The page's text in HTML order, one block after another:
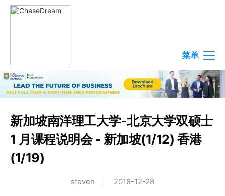
菜单
新加坡南洋理工大学-北京大学双硕士
1 月课程说明会 - 新加坡(1/12) 香港
(1/19)
steven 2018-12-28